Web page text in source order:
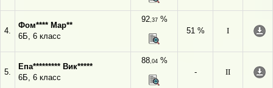
4.
Фом**** Мар**
6Б, 6 класс
92,37%
51 %
I
5.
Епа********* Вик*****
6Б, 6 класс
88,04%
-
II